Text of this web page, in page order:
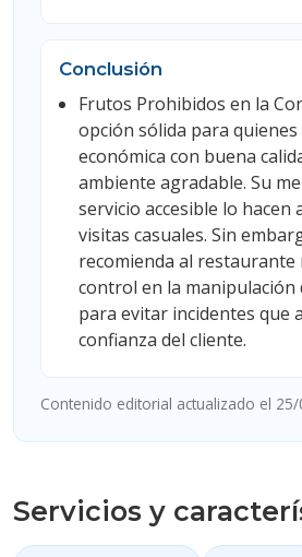
Conclusión
Frutos Prohibidos en la
opción sólida para quienes
económica con buena
ambiente agradable. Su
servicio accesible lo hacen
visitas casuales. Sin
recomienda al restaurante
control en la manipulación
para evitar incidentes que
confianza del cliente.
Contenido editorial actualizado el
Servicios y